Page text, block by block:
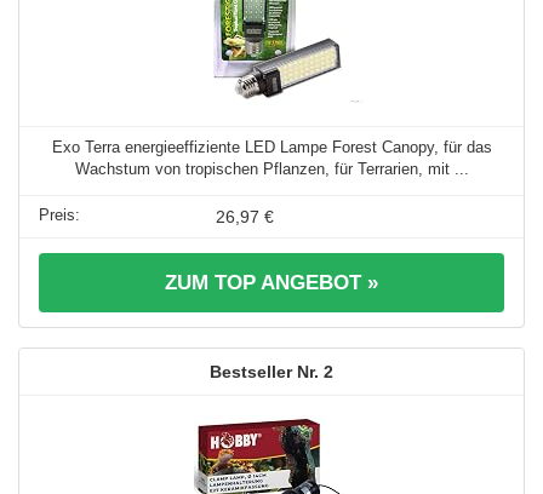
Exo Terra energieeffiziente LED Lampe Forest Canopy, für das
Wachstum von tropischen Pflanzen, für Terrarien, mit ...
26,97 €
ZUM TOP ANGEBOT »
2